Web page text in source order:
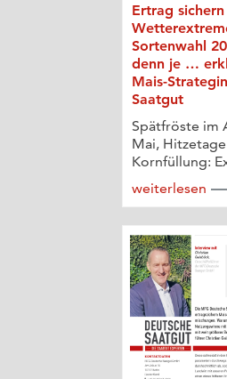
Ertrag
Sortenwahl
denn je …
Mais-
Saatgut
Spätfröste im
Mai,
Kornfüllung:
weiterlesen